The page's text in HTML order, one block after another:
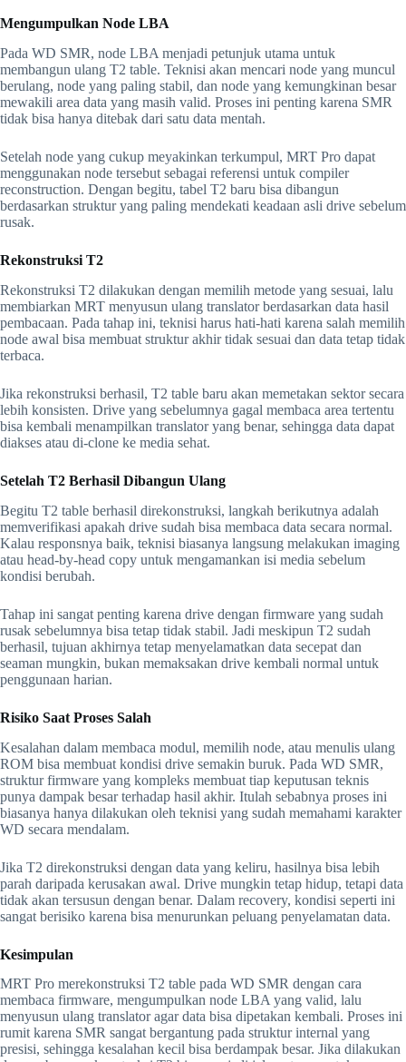
Mengumpulkan Node LBA
Pada WD SMR, node LBA menjadi petunjuk utama untuk
membangun ulang T2 table. Teknisi akan mencari node yang muncul
berulang, node yang paling stabil, dan node yang kemungkinan besar
mewakili area data yang masih valid. Proses ini penting karena SMR
tidak bisa hanya ditebak dari satu data mentah.
Setelah node yang cukup meyakinkan terkumpul, MRT Pro dapat
menggunakan node tersebut sebagai referensi untuk compiler
reconstruction. Dengan begitu, tabel T2 baru bisa dibangun
berdasarkan struktur yang paling mendekati keadaan asli drive sebelum
rusak.
Rekonstruksi T2
Rekonstruksi T2 dilakukan dengan memilih metode yang sesuai, lalu
membiarkan MRT menyusun ulang translator berdasarkan data hasil
pembacaan. Pada tahap ini, teknisi harus hati-hati karena salah memilih
node awal bisa membuat struktur akhir tidak sesuai dan data tetap tidak
terbaca.
Jika rekonstruksi berhasil, T2 table baru akan memetakan sektor secara
lebih konsisten. Drive yang sebelumnya gagal membaca area tertentu
bisa kembali menampilkan translator yang benar, sehingga data dapat
diakses atau di-clone ke media sehat.
Setelah T2 Berhasil Dibangun Ulang
Begitu T2 table berhasil direkonstruksi, langkah berikutnya adalah
memverifikasi apakah drive sudah bisa membaca data secara normal.
Kalau responsnya baik, teknisi biasanya langsung melakukan imaging
atau head-by-head copy untuk mengamankan isi media sebelum
kondisi berubah.
Tahap ini sangat penting karena drive dengan firmware yang sudah
rusak sebelumnya bisa tetap tidak stabil. Jadi meskipun T2 sudah
berhasil, tujuan akhirnya tetap menyelamatkan data secepat dan
seaman mungkin, bukan memaksakan drive kembali normal untuk
penggunaan harian.
Risiko Saat Proses Salah
Kesalahan dalam membaca modul, memilih node, atau menulis ulang
ROM bisa membuat kondisi drive semakin buruk. Pada WD SMR,
struktur firmware yang kompleks membuat tiap keputusan teknis
punya dampak besar terhadap hasil akhir. Itulah sebabnya proses ini
biasanya hanya dilakukan oleh teknisi yang sudah memahami karakter
WD secara mendalam.
Jika T2 direkonstruksi dengan data yang keliru, hasilnya bisa lebih
parah daripada kerusakan awal. Drive mungkin tetap hidup, tetapi data
tidak akan tersusun dengan benar. Dalam recovery, kondisi seperti ini
sangat berisiko karena bisa menurunkan peluang penyelamatan data.
Kesimpulan
MRT Pro merekonstruksi T2 table pada WD SMR dengan cara
membaca firmware, mengumpulkan node LBA yang valid, lalu
menyusun ulang translator agar data bisa dipetakan kembali. Proses ini
rumit karena SMR sangat bergantung pada struktur internal yang
presisi, sehingga kesalahan kecil bisa berdampak besar. Jika dilakukan